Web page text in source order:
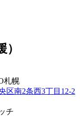
札幌
区南2条西3丁目12-2
チ